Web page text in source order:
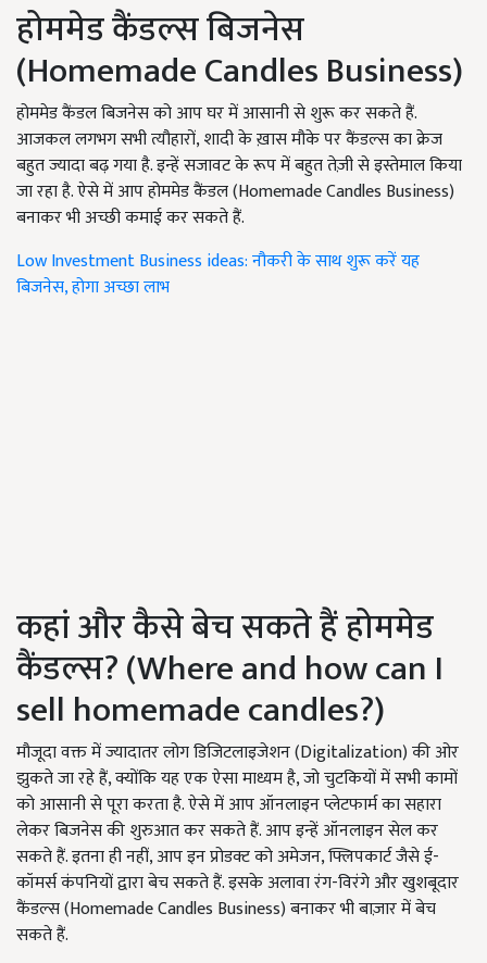
होममेड कैंडल्स बिजनेस
(Homemade Candles Business)
होममेड कैंडल बिजनेस को आप घर में आसानी से शुरू कर सकते हैं.
आजकल लगभग सभी त्यौहारों, शादी के ख़ास मौके पर कैंडल्स का क्रेज
बहुत ज्यादा बढ़ गया है. इन्हें सजावट के रूप में बहुत तेज़ी से इस्तेमाल किया
जा रहा है. ऐसे में आप होममेड कैंडल (Homemade Candles Business)
बनाकर भी अच्छी कमाई कर सकते हैं.
Low Investment Business ideas: नौकरी के साथ शुरू करें यह
बिजनेस, होगा अच्छा लाभ
कहां और कैसे बेच सकते हैं होममेड
कैंडल्स? (Where and how can I
sell homemade candles?)
मौजूदा वक्त में ज्यादातर लोग डिजिटलाइजेशन (Digitalization) की ओर
झुकते जा रहे हैं, क्योंकि यह एक ऐसा माध्यम है, जो चुटकियों में सभी कामों
को आसानी से पूरा करता है. ऐसे में आप ऑनलाइन प्लेटफार्म का सहारा
लेकर बिजनेस की शुरुआत कर सकते हैं. आप इन्हें ऑनलाइन सेल कर
सकते हैं. इतना ही नहीं, आप इन प्रोडक्ट को अमेजन, फ्लिपकार्ट जैसे ई-
कॉमर्स कंपनियों द्वारा बेच सकते हैं. इसके अलावा रंग-विरंगे और खुशबूदार
कैंडल्स (Homemade Candles Business) बनाकर भी बाज़ार में बेच
सकते हैं.